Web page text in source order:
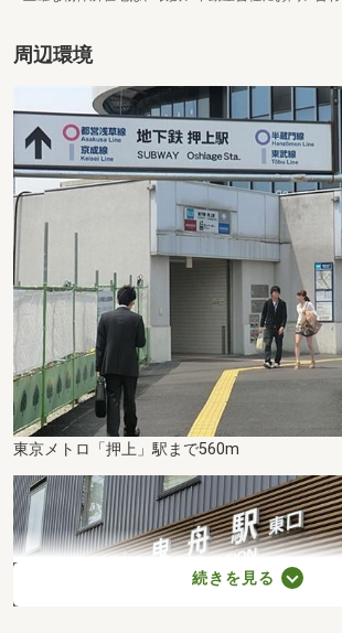
周辺環境
東京メトロ「押上」駅まで560m
続きを見る